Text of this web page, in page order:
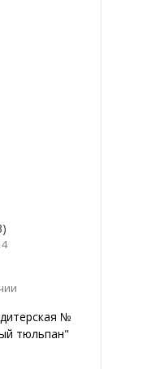
№
тюльпан"